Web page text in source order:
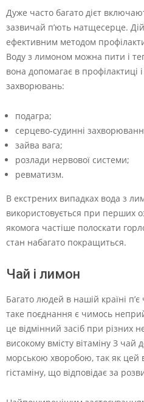
Дуже часто багато дієт
зазвичай п’ють натщесерце.
ефективним методом
Воду з лимоном можна пити і
вона допомагає в профілактиці і
захворювань:
подагра;
серцево-судинні
зайва вага;
розлади нервової системи;
ревматизм.
В екстрених випадках вода з
використовується при перших
якомога частіше полоскати
стан набагато покращиться.
Чай і лимон
Багато людей в нашій країні
таке поєднання є чимось
це відмінний засіб при різних
високому вмісту вітаміну З чай
морською хворобою, так як цей
гістаміну, що відповідає за